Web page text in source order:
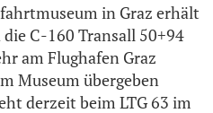
in Graz erhält
C-160 Transall 50+94
am Flughafen Graz
Museum übergeben
derzeit beim LTG 63 im